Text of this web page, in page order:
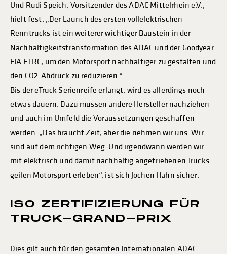
Und Rudi Speich, Vorsitzender des ADAC Mittelrhein e.V.,
hielt fest: „Der Launch des ersten vollelektrischen
Renntrucks ist ein weiterer wichtiger Baustein in der
Nachhaltigkeitstransformation des ADAC und der Goodyear
FIA ETRC, um den Motorsport nachhaltiger zu gestalten und
den CO2-Abdruck zu reduzieren.“
Bis der eTruck Serienreife erlangt, wird es allerdings noch
etwas dauern. Dazu müssen andere Hersteller nachziehen
und auch im Umfeld die Voraussetzungen geschaffen
werden. „Das braucht Zeit, aber die nehmen wir uns. Wir
sind auf dem richtigen Weg. Und irgendwann werden wir
mit elektrisch und damit nachhaltig angetriebenen Trucks
geilen Motorsport erleben“, ist sich Jochen Hahn sicher.
ISO ZERTIFIZIERUNG FÜR
TRUCK-GRAND-PRIX
Dies gilt auch für den gesamten Internationalen ADAC